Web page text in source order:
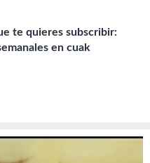
te quieres subscribir:
en cuak